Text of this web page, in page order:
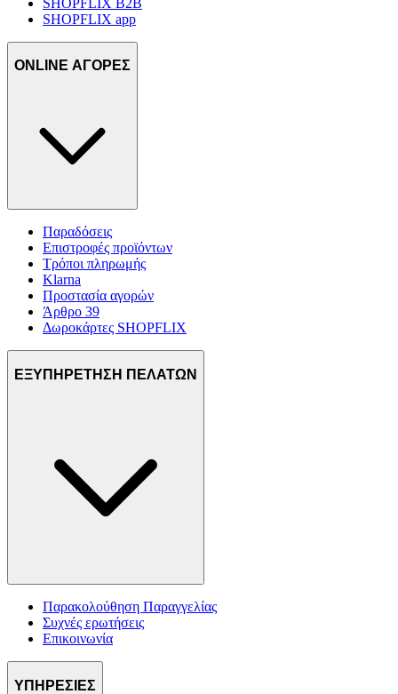
SHOPFLIX app
ONLINE ΑΓΟΡΕΣ
Παραδόσεις
Επιστροφές προϊόντων
Τρόποι πληρωμής
Klarna
Προστασία αγορών
Άρθρο 39
Δωροκάρτες SHOPFLIX
ΕΞΥΠΗΡΕΤΗΣΗ ΠΕΛΑΤΩΝ
Παρακολούθηση Παραγγελίας
Συχνές ερωτήσεις
Επικοινωνία
ΥΠΗΡΕΣΙΕΣ